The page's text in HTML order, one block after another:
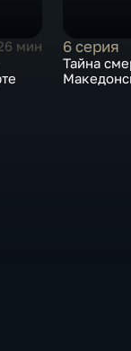
мин
6 серия
Тайна